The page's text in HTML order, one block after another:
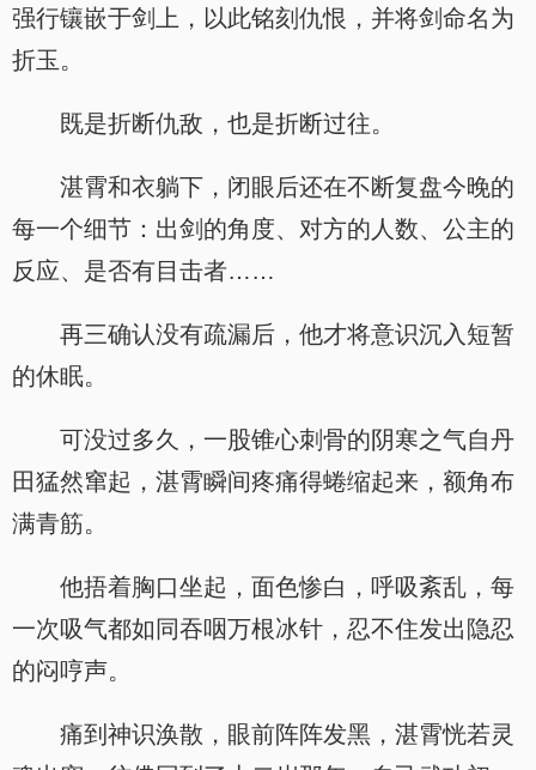
强行镶嵌于剑上，以此铭刻仇恨，并将剑命名为
折玉。
既是折断仇敌，也是折断过往。
湛霄和衣躺下，闭眼后还在不断复盘今晚的
每一个细节：出剑的角度、对方的人数、公主的
反应、是否有目击者……
再三确认没有疏漏后，他才将意识沉入短暂
的休眠。
可没过多久，一股锥心刺骨的阴寒之气自丹
田猛然窜起，湛霄瞬间疼痛得蜷缩起来，额角布
满青筋。
他捂着胸口坐起，面色惨白，呼吸紊乱，每
一次吸气都如同吞咽万根冰针，忍不住发出隐忍
的闷哼声。
痛到神识涣散，眼前阵阵发黑，湛霄恍若灵